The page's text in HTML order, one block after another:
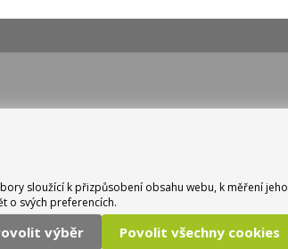
sloužící k přizpůsobení obsahu webu, k měření jeho
o svých preferencích.
Povolit výběr Povolit všechny cookies